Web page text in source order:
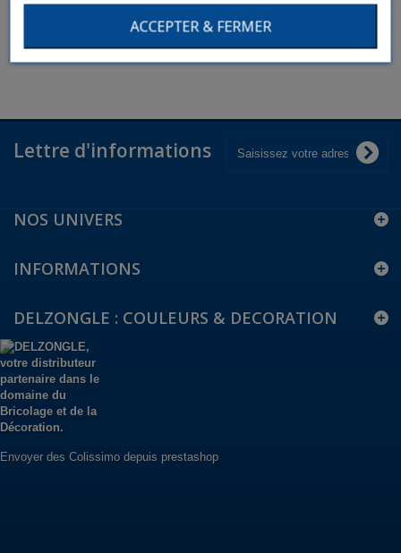
Lettre d'informations
NOS UNIVERS
INFORMATIONS
DELZONGLE : COULEURS & DECORATION
Envoyer des Colissimo depuis prestashop
ACCEPTER & FERMER